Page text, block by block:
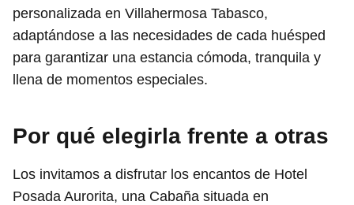
personalizada en Villahermosa Tabasco,
adaptándose a las necesidades de cada huésped
para garantizar una estancia cómoda, tranquila y
llena de momentos especiales.
Por qué elegirla frente a otras
Los invitamos a disfrutar los encantos de Hotel
Posada Aurorita, una Cabaña situada en